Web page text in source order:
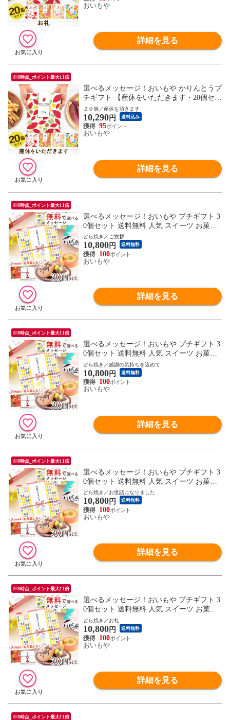
おいもや
詳細を見る
8/8時点_ポイント最大11倍
選べるメッセージ！おいもや かりんとうプ
チギフト 【産休をいただきます・20個セッ
ト】 送料無料 人気 スイーツ お菓子 産休
お祝い返し お返し 芋けんぴ ※指定OK！
２０個／産休を頂きます
10,290円 送料込み
95
おいもや
詳細を見る
8/8時点_ポイント最大11倍
選べるメッセージ！おいもや プチギフト 3
0個セット 送料無料 人気 スイーツ お菓子
退職 お祝い返し お返し どら焼き バウムク
ーヘン 【ご挨拶・ありがとうどら焼き】
※ご指定日にお届け
どら焼き／ご挨拶
10,800円 送料無料
100
おいもや
詳細を見る
8/8時点_ポイント最大11倍
選べるメッセージ！おいもや プチギフト 3
0個セット 送料無料 人気 スイーツ お菓子
退職 お祝い返し お返し どら焼き バウムク
ーヘン 【感謝の気持ちを込めて・ありがと
うどら焼き】 ※ご指定日にお届け
どら焼き／感謝の気持ちを込めて
10,800円 送料無料
100
おいもや
詳細を見る
8/8時点_ポイント最大11倍
選べるメッセージ！おいもや プチギフト 3
0個セット 送料無料 人気 スイーツ お菓子
退職 お祝い返し お返し どら焼き バウムク
ーヘン 【お世話になりました・ありがとう
どら焼き】 ※ご指定日にお届け
どら焼き／お世話になりました
10,800円 送料無料
100
おいもや
詳細を見る
8/8時点_ポイント最大11倍
選べるメッセージ！おいもや プチギフト 3
0個セット 送料無料 人気 スイーツ お菓子
退職 お祝い返し お返し どら焼き バウムク
ーヘン 【お礼・ありがとうどら焼き】 ※
ご指定日にお届け
どら焼き／お礼
10,800円 送料無料
100
おいもや
詳細を見る
8/8時点_ポイント最大11倍